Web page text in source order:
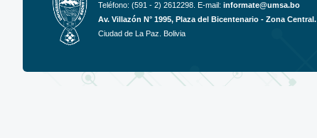
Teléfono: (591 - 2) 2612298. E-mail: informate@umsa.bo
Av. Villazón N° 1995, Plaza del Bicentenario - Zona Central.
Ciudad de La Paz. Bolivia